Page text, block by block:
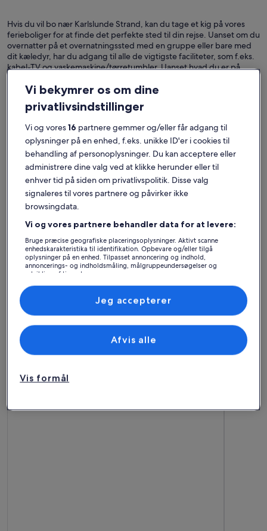
Hvis du vil bo nær Karlslunde Strand, kan du tage et kig på vores
ferieboliger for at finde det perfekte sted til din rejse. Uanset om du
overnatter på et overnatningssted med en gruppe eller bare med
dit kæledyr, har du adgang til alle de vigtigste faciliteter, som f.eks.
kabel-TV og vaskemaskine/tørretumbler. Uanset hvad du er på
du behøver, og som både er røgfrit og har handicapvenlige
Find overnatningssteder, der passer til dig
Hus
Søg efter huse
Lejlighed
Søg efter lejligheder
Find det bedste
overnatningssted – Karlslunde
Vi bekymrer os om dine
privatlivsindstillinger
Vi og vores16 partnere gemmer og/eller får adgang til
oplysninger på en enhed, f.eks. unikke ID'er i cookies til
behandling af personoplysninger. Du kan acceptere eller
administrere dine valg ved at klikke herunder eller til
enhver tid på siden om privatlivspolitik. Disse valg
signaleres til vores partnere og påvirker ikke
browsingdata.
Vi og vores partnere behandler data for at levere:
Bruge præcise geografiske placeringsoplysninger. Aktivt scanne
enhedskarakteristika til identifikation. Opbevare og/eller tilgå
oplysninger på en enhed. Tilpasset annoncering og indhold,
annoncerings- og indholdsmåling, målgruppeundersøgelser og
udvikling af tjenester.
Liste over partnere (leverandører)
Vis formål
Afvis alle
Jeg accepterer